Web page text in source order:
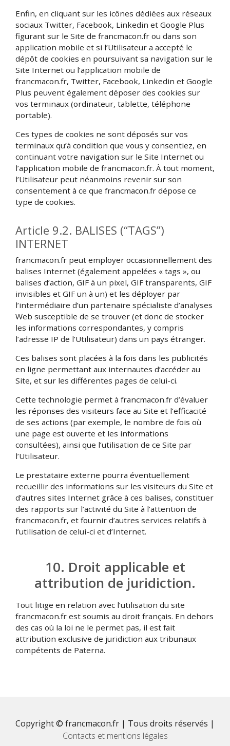
Enfin, en cliquant sur les icônes dédiées aux réseaux
sociaux Twitter, Facebook, Linkedin et Google Plus
figurant sur le Site de francmacon.fr ou dans son
application mobile et si l’Utilisateur a accepté le
dépôt de cookies en poursuivant sa navigation sur le
Site Internet ou l’application mobile de
francmacon.fr, Twitter, Facebook, Linkedin et Google
Plus peuvent également déposer des cookies sur
vos terminaux (ordinateur, tablette, téléphone
portable).
Ces types de cookies ne sont déposés sur vos
terminaux qu’à condition que vous y consentiez, en
continuant votre navigation sur le Site Internet ou
l’application mobile de francmacon.fr. À tout moment,
l’Utilisateur peut néanmoins revenir sur son
consentement à ce que francmacon.fr dépose ce
type de cookies.
Article 9.2. BALISES (“TAGS”)
INTERNET
francmacon.fr peut employer occasionnellement des
balises Internet (également appelées « tags », ou
balises d’action, GIF à un pixel, GIF transparents, GIF
invisibles et GIF un à un) et les déployer par
l’intermédiaire d’un partenaire spécialiste d’analyses
Web susceptible de se trouver (et donc de stocker
les informations correspondantes, y compris
l’adresse IP de l’Utilisateur) dans un pays étranger.
Ces balises sont placées à la fois dans les publicités
en ligne permettant aux internautes d’accéder au
Site, et sur les différentes pages de celui-ci.
Cette technologie permet à francmacon.fr d’évaluer
les réponses des visiteurs face au Site et l’efficacité
de ses actions (par exemple, le nombre de fois où
une page est ouverte et les informations
consultées), ainsi que l’utilisation de ce Site par
l’Utilisateur.
Le prestataire externe pourra éventuellement
recueillir des informations sur les visiteurs du Site et
d’autres sites Internet grâce à ces balises, constituer
des rapports sur l’activité du Site à l’attention de
francmacon.fr, et fournir d’autres services relatifs à
l’utilisation de celui-ci et d’Internet.
10. Droit applicable et
attribution de juridiction.
Tout litige en relation avec l’utilisation du site
francmacon.fr est soumis au droit français. En dehors
des cas où la loi ne le permet pas, il est fait
attribution exclusive de juridiction aux tribunaux
compétents de Paterna.
Copyright © francmacon.fr | Tous droits réservés |
Contacts et mentions légales